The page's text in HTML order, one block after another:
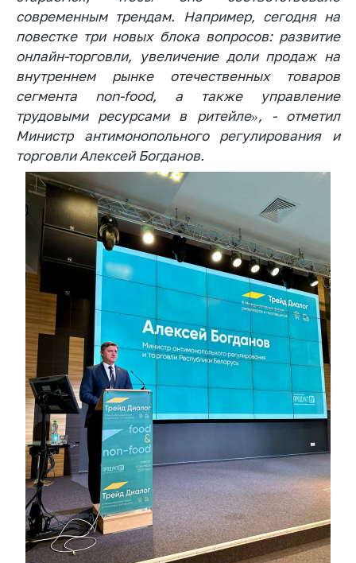
нетарифного
регулирования
Биржевая торговля
Выставочная
деятельность в
Республике
Беларусь
Защита
персональных
данных
Новости
Обратиться в МАРТ
Личный прием
граждан и юр. лиц
Прямaя телефоннaя
линия
Горячая линия
Электронные
обращения
Сообщить о росте
цен на товары
Сообщить о росте
цен на лекарства и
медицинские
изделия
современным трендам. Например, сегодня на
повестке три новых блока вопросов: развитие
онлайн-торговли, увеличение доли продаж на
внутреннем рынке отечественных товаров
сегмента non-food, а также управление
трудовыми ресурсами в ритейле», - отметил
Министр антимонопольного регулирования и
торговли Алексей Богданов.